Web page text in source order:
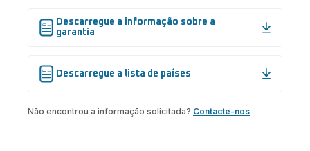
Descarregue a informação sobre a
garantia
Descarregue a lista de países
Não encontrou a informação solicitada? Contacte-nos